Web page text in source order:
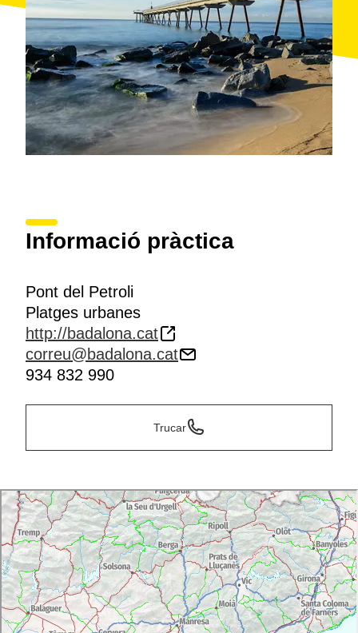
Informació pràctica
Pont del Petroli
Platges urbanes
http://badalona.cat
correu@badalona.cat
934 832 990
Trucar